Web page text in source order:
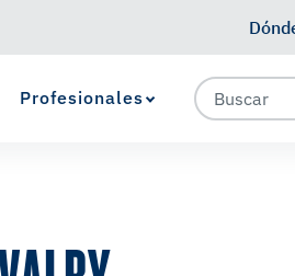
Profesionales